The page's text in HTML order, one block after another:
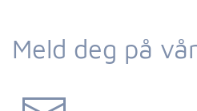
Meld deg på